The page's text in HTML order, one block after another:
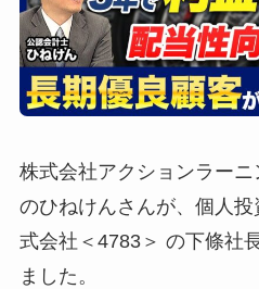
株式会社アクションラー
のひねけんさんが、個人
式会社＜4783＞ の下條社
ました。